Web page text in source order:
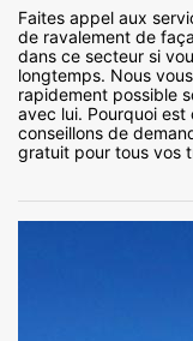
Faites appel aux
de ravalement de
dans ce secteur si
longtemps. Nous
rapidement possible
avec lui. Pourquoi
conseillons de
gratuit pour tous vos